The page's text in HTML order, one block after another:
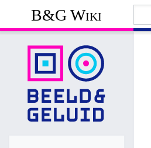
B&G Wiki